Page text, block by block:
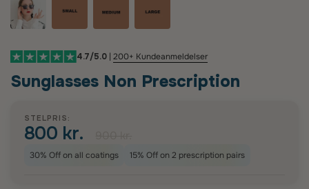
4.7/5.0 | 200+ Kundeanmeldelser
Sunglasses Non Prescription
STELPRIS:
800 kr.
30% Off on all coatings 15% Off on 2 prescription pairs